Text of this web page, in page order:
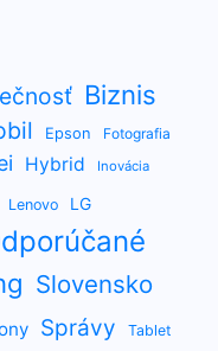
Biznis
Epson
Fotografia
Hybrid Inovácia
Lenovo LG
Slovensko
Správy Tablet